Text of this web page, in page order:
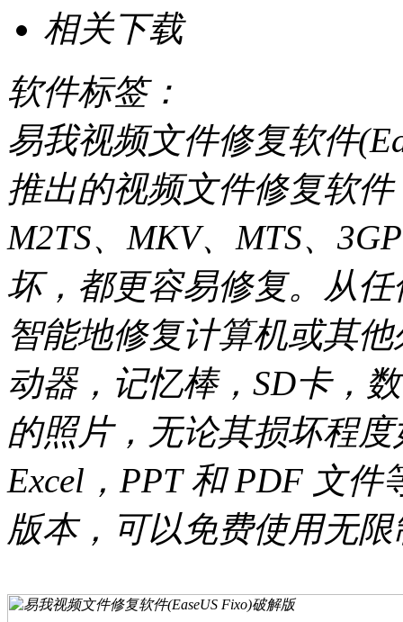
相关下载
软件标签：
易我视频文件修复软件
推出的视频文件修复软
M2TS、MKV、MTS、
坏，都更容易修复。从
智能地修复计算机或其
动器，记忆棒，SD卡，
的照片，无论其损坏程
Excel，PPT 和 PDF 文
版本，可以免费使用无限